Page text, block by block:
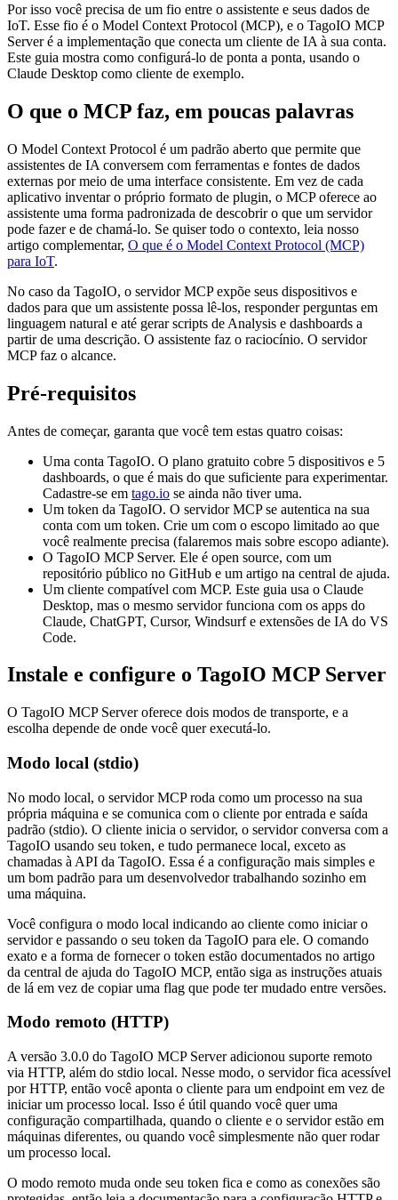
Por isso você precisa de um fio entre o assistente e seus dados de
IoT. Esse fio é o Model Context Protocol (MCP), e o TagoIO MCP
Server é a implementação que conecta um cliente de IA à sua conta.
Este guia mostra como configurá-lo de ponta a ponta, usando o
Claude Desktop como cliente de exemplo.
O que o MCP faz, em poucas palavras
O Model Context Protocol é um padrão aberto que permite que
assistentes de IA conversem com ferramentas e fontes de dados
externas por meio de uma interface consistente. Em vez de cada
aplicativo inventar o próprio formato de plugin, o MCP oferece ao
assistente uma forma padronizada de descobrir o que um servidor
pode fazer e de chamá-lo. Se quiser todo o contexto, leia nosso
artigo complementar, O que é o Model Context Protocol (MCP)
para IoT.
No caso da TagoIO, o servidor MCP expõe seus dispositivos e
dados para que um assistente possa lê-los, responder perguntas em
linguagem natural e até gerar scripts de Analysis e dashboards a
partir de uma descrição. O assistente faz o raciocínio. O servidor
MCP faz o alcance.
Pré-requisitos
Antes de começar, garanta que você tem estas quatro coisas:
Uma conta TagoIO. O plano gratuito cobre 5 dispositivos e 5
dashboards, o que é mais do que suficiente para experimentar.
Cadastre-se em tago.io se ainda não tiver uma.
Um token da TagoIO. O servidor MCP se autentica na sua
conta com um token. Crie um com o escopo limitado ao que
você realmente precisa (falaremos mais sobre escopo adiante).
O TagoIO MCP Server. Ele é open source, com um
repositório público no GitHub e um artigo na central de ajuda.
Um cliente compatível com MCP. Este guia usa o Claude
Desktop, mas o mesmo servidor funciona com os apps do
Claude, ChatGPT, Cursor, Windsurf e extensões de IA do VS
Code.
Instale e configure o TagoIO MCP Server
O TagoIO MCP Server oferece dois modos de transporte, e a
escolha depende de onde você quer executá-lo.
Modo local (stdio)
No modo local, o servidor MCP roda como um processo na sua
própria máquina e se comunica com o cliente por entrada e saída
padrão (stdio). O cliente inicia o servidor, o servidor conversa com a
TagoIO usando seu token, e tudo permanece local, exceto as
chamadas à API da TagoIO. Essa é a configuração mais simples e
um bom padrão para um desenvolvedor trabalhando sozinho em
uma máquina.
Você configura o modo local indicando ao cliente como iniciar o
servidor e passando o seu token da TagoIO para ele. O comando
exato e a forma de fornecer o token estão documentados no artigo
da central de ajuda do TagoIO MCP, então siga as instruções atuais
de lá em vez de copiar uma flag que pode ter mudado entre versões.
Modo remoto (HTTP)
A versão 3.0.0 do TagoIO MCP Server adicionou suporte remoto
via HTTP, além do stdio local. Nesse modo, o servidor fica acessível
por HTTP, então você aponta o cliente para um endpoint em vez de
iniciar um processo local. Isso é útil quando você quer uma
configuração compartilhada, quando o cliente e o servidor estão em
máquinas diferentes, ou quando você simplesmente não quer rodar
um processo local.
O modo remoto muda onde seu token fica e como as conexões são